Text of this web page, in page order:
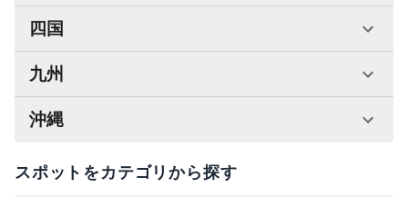
四国
九州
沖縄
スポットをカテゴリから探す